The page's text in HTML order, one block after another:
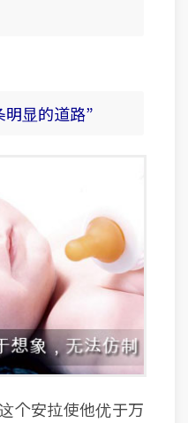
明显的道路”
个安拉使他优于万